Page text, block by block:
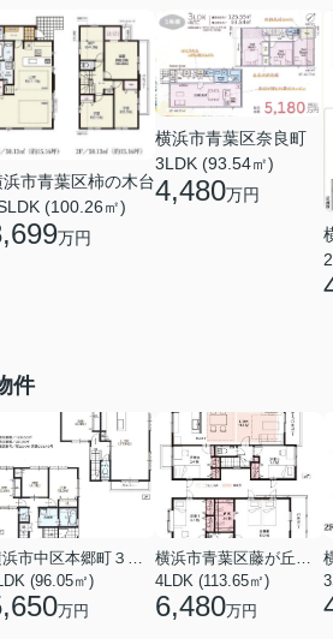
浜市青葉区柿の木台
(100.26㎡)
万円
横浜市青葉区奈良町
3LDK (93.54㎡)
4,480万円
件
横浜市中区本郷町３丁目
(96.05㎡)
万円
横浜市青葉区藤が丘１丁目
4LDK (113.65㎡)
6,480万円